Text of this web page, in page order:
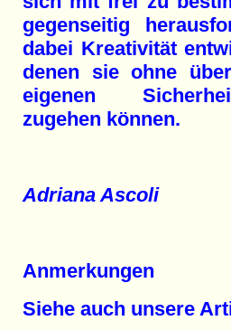
gegenseitig
dabei Kreativität
denen sie ohne
eigenen
zugehen können.
Adriana Ascoli
Anmerkungen
Siehe auch unsere